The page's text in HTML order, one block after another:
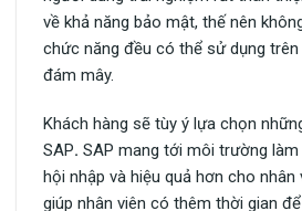
về khả năng bảo mật, thế nên
chức năng đều có thể sử dụng
đám mây.
Khách hàng sẽ tùy ý lựa chọn
SAP. SAP mang tới môi trường làm
hội nhập và hiệu quả hơn cho nhân
giúp nhân viên có thêm thời gian